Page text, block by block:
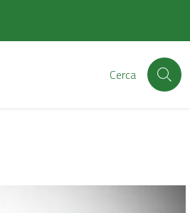
Cerca